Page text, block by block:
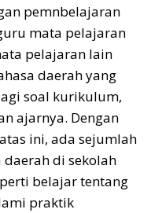
pemnbelajaran
mata pelajaran
pelajaran lain
daerah yang
soal kurikulum,
ajarnya. Dengan
ini, ada sejumlah
di sekolah
belajar tentang
praktik